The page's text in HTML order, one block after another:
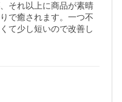
それ以上に商品が素晴
で癒されます。一つ不
て少し短いので改善し